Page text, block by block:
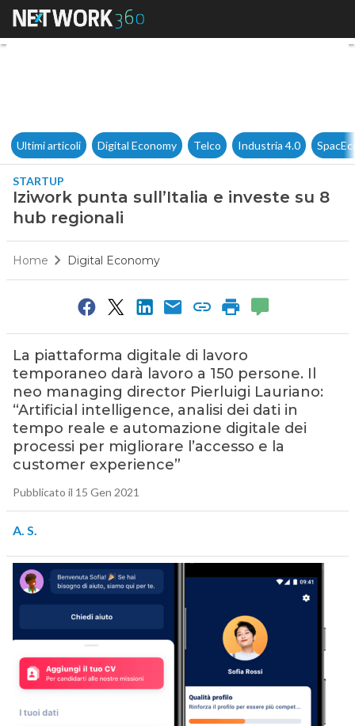
Iziwork punta sull’Italia e
Ultimi articoli Digital Economy Telco Industria 4.0
STARTUP
Iziwork punta sull’Italia e investe su 8
hub regionali
Home Digital Economy
La piattaforma digitale di lavoro
temporaneo darà lavoro a 150 persone. Il
neo managing director Pierluigi Lauriano:
“Artificial intelligence, analisi dei dati in
tempo reale e automazione digitale dei
processi per migliorare l’accesso e la
customer experience”
Pubblicato il 15 Gen 2021
A. S.